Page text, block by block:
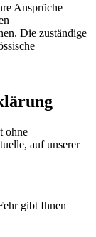
Ansprüche
Die zuständige
ohne
auf unserer
gibt Ihnen